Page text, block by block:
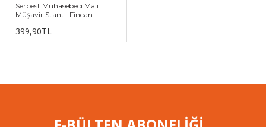
Serbest Muhasebeci Mali
Müşavir Stantlı Fincan
399,90TL